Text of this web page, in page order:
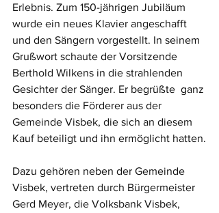
Erlebnis. Zum 150-jährigen Jubiläum
wurde ein neues Klavier angeschafft
und den Sängern vorgestellt. In seinem
Grußwort schaute der Vorsitzende
Berthold Wilkens in die strahlenden
Gesichter der Sänger. Er begrüßte  ganz
besonders die Förderer aus der
Gemeinde Visbek, die sich an diesem
Kauf beteiligt und ihn ermöglicht hatten.
Dazu gehören neben der Gemeinde
Visbek, vertreten durch Bürgermeister
Gerd Meyer, die Volksbank Visbek,